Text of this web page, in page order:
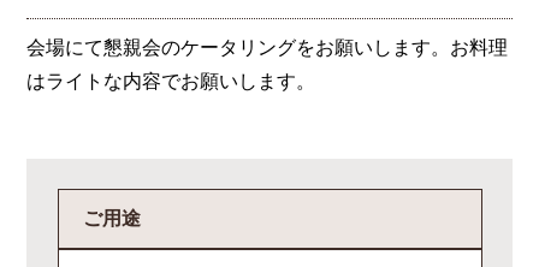
会場にて懇親会のケータリングをお願いします。お料理
はライトな内容でお願いします。
ご用途